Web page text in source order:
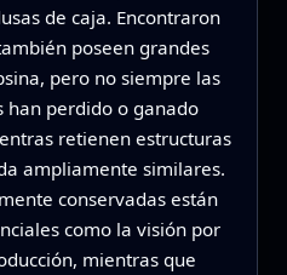
de caja. Encontraron
poseen grandes
pero no siempre las
han perdido o ganado
retienen estructuras
ampliamente similares.
conservadas están
como la visión por
mientras que